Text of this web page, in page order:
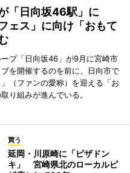
「日向坂46駅」に
ェス」に向け「おもて
プ「日向坂46」が9月に宮崎市
を開催するのを前に、日向市で
（ファンの愛称）を迎える「お
り組みが進んでいる。
買う
延岡・川原崎に「ピザドン
キ」 宮崎県北のローカルピ